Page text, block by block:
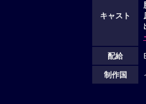
キャスト
配給
制作国